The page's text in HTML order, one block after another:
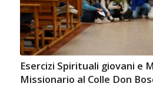
Esercizi Spirituali giovani e
Missionario al Colle Don